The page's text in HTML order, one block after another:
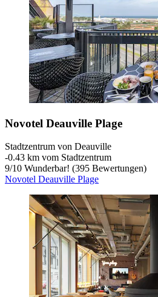
Novotel Deauville Plage
Stadtzentrum von Deauville
‐0.43 km vom Stadtzentrum
9/10 Wunderbar! (395 Bewertungen)
Novotel Deauville Plage